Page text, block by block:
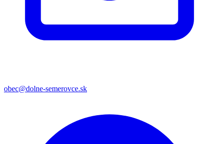
obec@dolne-semerovce.sk